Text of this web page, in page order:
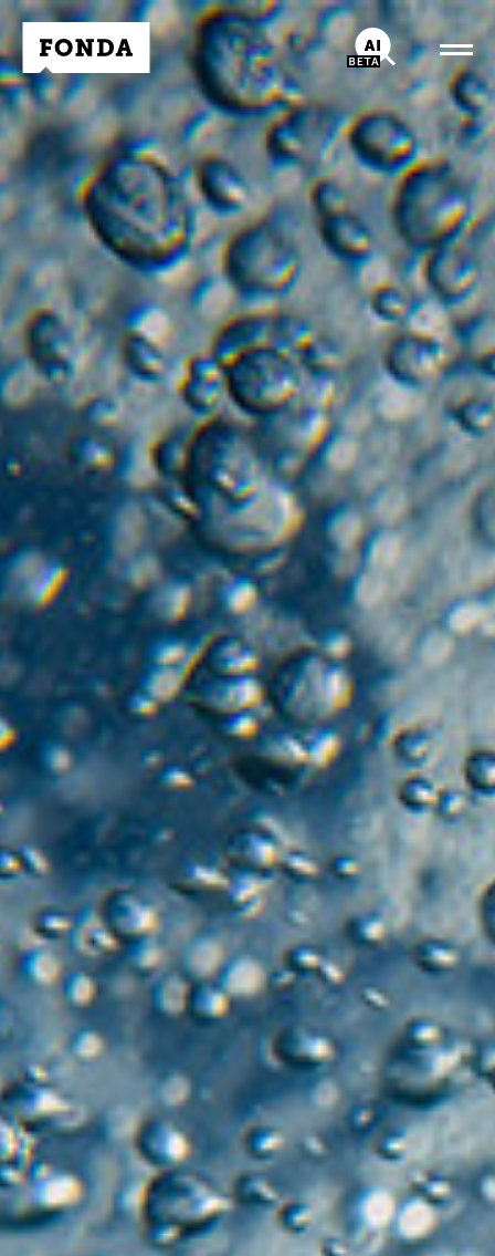
Fonda Logo AI-Chatbot